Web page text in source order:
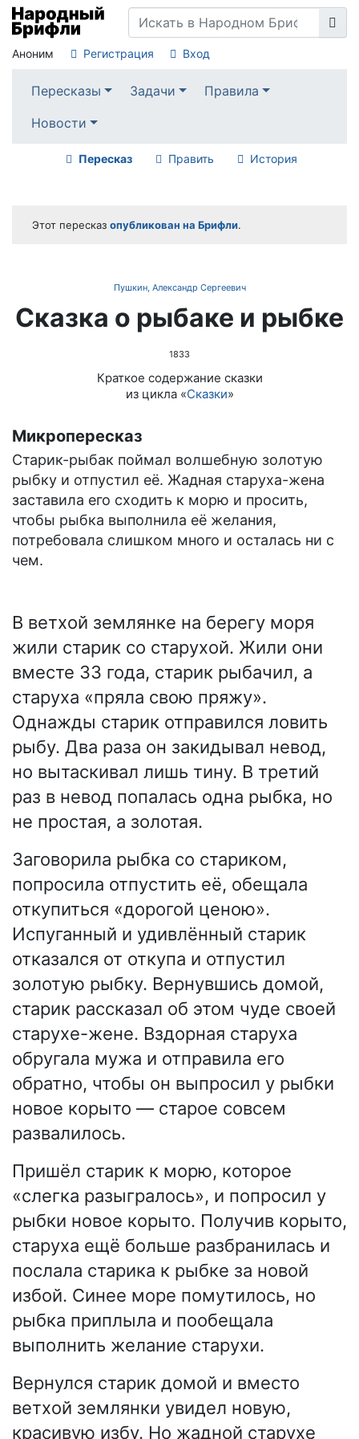
Аноним Регистрация Вход
Пересказы Задачи
Правила
Новости
Пересказ Править История
Этот пересказ опубликован на Брифли.
Пушкин, Александр Сергеевич
Сказка о рыбаке и рыбке
1833
Краткое содержание сказки
из цикла «Сказки»
Микропересказ
Старик-рыбак поймал волшебную золотую
рыбку и отпустил её. Жадная старуха-жена
заставила его сходить к морю и просить,
чтобы рыбка выполнила её желания,
потребовала слишком много и осталась ни с
чем.
В ветхой землянке на берегу моря
жили старик со старухой. Жили они
вместе 33 года, старик рыбачил, а
старуха «пряла свою пряжу».
Однажды старик отправился ловить
рыбу. Два раза он закидывал невод,
но вытаскивал лишь тину. В третий
раз в невод попалась одна рыбка, но
не простая, а золотая.
Заговорила рыбка со стариком,
попросила отпустить её, обещала
откупиться «дорогой ценою».
Испуганный и удивлённый старик
отказался от откупа и отпустил
золотую рыбку. Вернувшись домой,
старик рассказал об этом чуде своей
старухе-жене. Вздорная старуха
обругала мужа и отправила его
обратно, чтобы он выпросил у рыбки
новое корыто — старое совсем
развалилось.
Пришёл старик к морю, которое
«слегка разыгралось», и попросил у
рыбки новое корыто. Получив корыто,
старуха ещё больше разбранилась и
послала старика к рыбке за новой
избой. Синее море помутилось, но
рыбка приплыла и пообещала
выполнить желание старухи.
Вернулся старик домой и вместо
ветхой землянки увидел новую,
красивую избу. Но жадной старухе